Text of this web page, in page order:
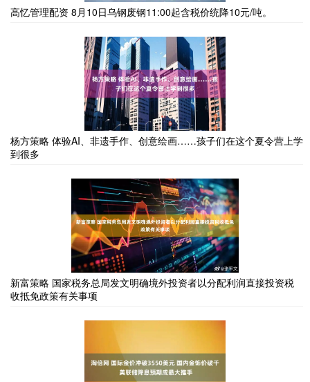
高忆管理配资 8月10日乌钢废钢11:00起含税价统降10元/吨。
杨方策略 体验AI、非遗手作、创意绘画……孩子们在这个夏令营上学
到很多
新富策略 国家税务总局发文明确境外投资者以分配利润直接投资税
收抵免政策有关事项